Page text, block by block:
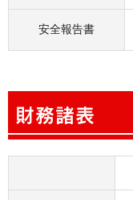
安全報告書